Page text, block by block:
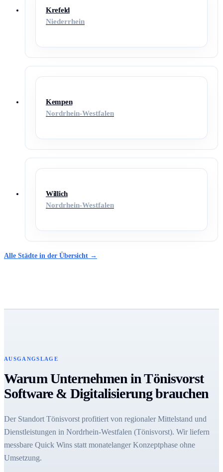
Krefeld
Niederrhein
Kempen
Nordrhein-Westfalen
Willich
Nordrhein-Westfalen
Alle Städte in der Übersicht →
AUSGANGSLAGE
Warum Unternehmen in Tönisvorst
Software & Digitalisierung brauchen
Der Standort Tönisvorst profitiert von regionaler Mittelstand und
Dienstleistungen in Nordrhein-Westfalen (Tönisvorst). Wir liefern
messbare Quick Wins statt monatelanger Konzeptphase ohne
Umsetzung.